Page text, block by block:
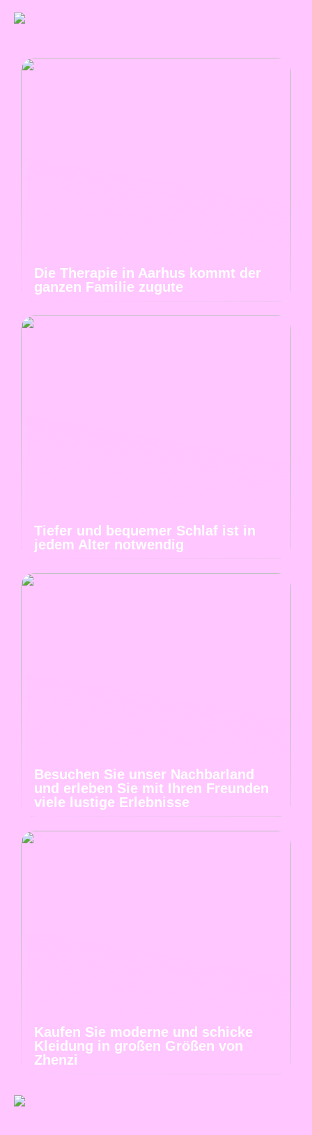
Die Therapie in Aarhus kommt der
ganzen Familie zugute
Tiefer und bequemer Schlaf ist in
jedem Alter notwendig
Besuchen Sie unser Nachbarland
und erleben Sie mit Ihren Freunden
viele lustige Erlebnisse
Kaufen Sie moderne und schicke
Kleidung in großen Größen von
Zhenzi